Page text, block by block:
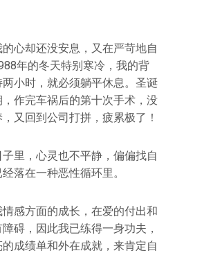
心却还没安息，又在严苛地自
年的冬天特别寒冷，我的背
小时，就必须躺平休息。圣诞
作完车祸后的第十次手术，没
又回到公司打拼，疲累极了！
里，心灵也不平静，偏偏找自
落在一种恶性循环里。
感方面的成长，在爱的付出和
碍，因此我已练得一身功夫，
成绩单和外在成就，来肯定自